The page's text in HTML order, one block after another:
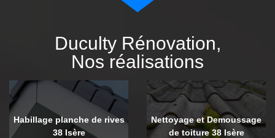
Duculty Rénovation,
Nos réalisations
Habillage planche de rives
38 Isère
Nettoyage et Demoussage
de toiture 38 Isère